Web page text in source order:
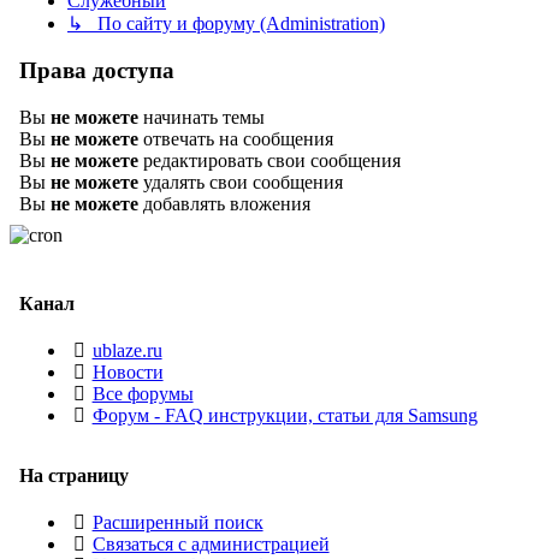
↳ По сайту и форуму (Administration)
Права доступа
Вы не можете начинать темы
Вы не можете отвечать на сообщения
Вы не можете редактировать свои сообщения
Вы не можете удалять свои сообщения
Вы не можете добавлять вложения
Канал
ublaze.ru
Новости
Все форумы
Форум - FAQ инструкции, статьи для Samsung
На страницу
Расширенный поиск
Связаться с администрацией